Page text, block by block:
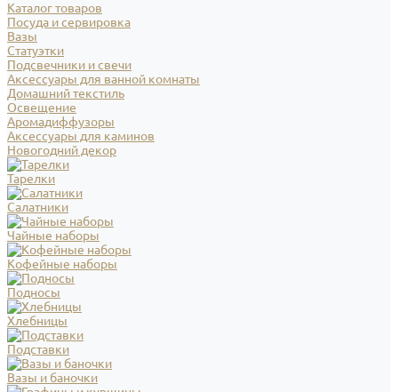
Каталог товаров
Посуда и сервировка
Вазы
Статуэтки
Подсвечники и свечи
Аксессуары для ванной комнаты
Домашний текстиль
Освещение
Аромадиффузоры
Аксессуары для каминов
Новогодний декор
Тарелки
Салатники
Чайные наборы
Кофейные наборы
Подносы
Хлебницы
Подставки
Вазы и баночки